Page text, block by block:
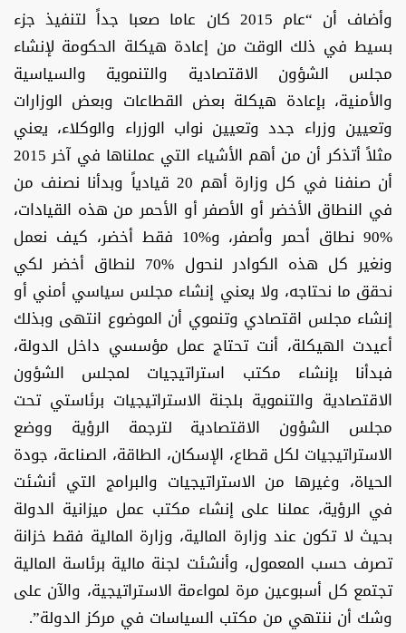
وأضاف أن “عام 2015 كان عاما صعبا جداً لتنفيذ جزء
بسيط في ذلك الوقت من إعادة هيكلة الحكومة لإنشاء
مجلس الشؤون الاقتصادية والتنموية والسياسية
والأمنية، بإعادة هيكلة بعض القطاعات وبعض الوزارات
وتعيين وزراء جدد وتعيين نواب الوزراء والوكلاء، يعني
مثلاً أتذكر أن من أهم الأشياء التي عملناها في آخر 2015
أن صنفنا في كل وزارة أهم 20 قيادياً وبدأنا نصنف من
في النطاق الأخضر أو الأصفر أو الأحمر من هذه القيادات،
%90 نطاق أحمر وأصفر، و%10 فقط أخضر، كيف نعمل
ونغير كل هذه الكوادر لنحول %70 لنطاق أخضر لكي
نحقق ما نحتاجه، ولا يعني إنشاء مجلس سياسي أمني أو
إنشاء مجلس اقتصادي وتنموي أن الموضوع انتهى وبذلك
أعيدت الهيكلة، أنت تحتاج عمل مؤسسي داخل الدولة،
فبدأنا بإنشاء مكتب استراتيجيات لمجلس الشؤون
الاقتصادية والتنموية بلجنة الاستراتيجيات برئاستي تحت
مجلس الشؤون الاقتصادية لترجمة الرؤية ووضع
الاستراتيجيات لكل قطاع، الإسكان، الطاقة، الصناعة، جودة
الحياة، وغيرها من الاستراتيجيات والبرامج التي أنشئت
في الرؤية، عملنا على إنشاء مكتب عمل ميزانية الدولة
بحيث لا تكون عند وزارة المالية، وزارة المالية فقط خزانة
تصرف حسب المعمول، وأنشئت لجنة مالية برئاسة المالية
تجتمع كل أسبوعين مرة لمواءمة الاستراتيجية، والآن على
وشك أن ننتهي من مكتب السياسات في مركز الدولة”.